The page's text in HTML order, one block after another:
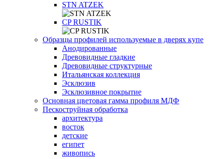
STN ATZEK
СP RUSTIK
Образцы профилей используемые в дверях купе
Анодированные
Древовидные гладкие
Древовидные структурные
Итальянская коллекция
Эсклюзив
Эсклюзивное покрытие
Основная цветовая гамма профиля МДФ
Пескоструйная обработка
архитектура
восток
детские
египет
живопись